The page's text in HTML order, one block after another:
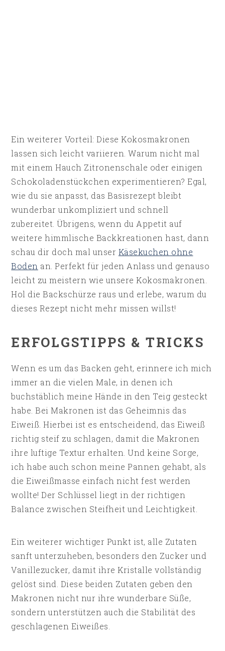
Ein weiterer Vorteil: Diese Kokosmakronen
lassen sich leicht variieren. Warum nicht mal
mit einem Hauch Zitronenschale oder einigen
Schokoladenstückchen experimentieren? Egal,
wie du sie anpasst, das Basisrezept bleibt
wunderbar unkompliziert und schnell
zubereitet. Übrigens, wenn du Appetit auf
weitere himmlische Backkreationen hast, dann
schau dir doch mal unser Käsekuchen ohne
Boden an. Perfekt für jeden Anlass und genauso
leicht zu meistern wie unsere Kokosmakronen.
Hol die Backschürze raus und erlebe, warum du
dieses Rezept nicht mehr missen willst!
ERFOLGSTIPPS & TRICKS
Wenn es um das Backen geht, erinnere ich mich
immer an die vielen Male, in denen ich
buchstäblich meine Hände in den Teig gesteckt
habe. Bei Makronen ist das Geheimnis das
Eiweiß. Hierbei ist es entscheidend, das Eiweiß
richtig steif zu schlagen, damit die Makronen
ihre luftige Textur erhalten. Und keine Sorge,
ich habe auch schon meine Pannen gehabt, als
die Eiweißmasse einfach nicht fest werden
wollte! Der Schlüssel liegt in der richtigen
Balance zwischen Steifheit und Leichtigkeit.
Ein weiterer wichtiger Punkt ist, alle Zutaten
sanft unterzuheben, besonders den Zucker und
Vanillezucker, damit ihre Kristalle vollständig
gelöst sind. Diese beiden Zutaten geben den
Makronen nicht nur ihre wunderbare Süße,
sondern unterstützen auch die Stabilität des
geschlagenen Eiweißes.